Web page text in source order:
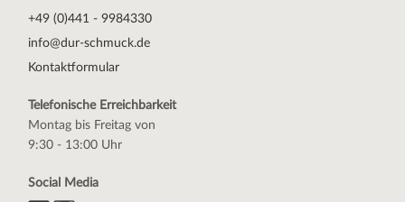
+49 (0)441 - 9984330
info@dur-schmuck.de
Kontaktformular
Telefonische Erreichbarkeit
Montag bis Freitag von
9:30 - 13:00 Uhr
Social Media